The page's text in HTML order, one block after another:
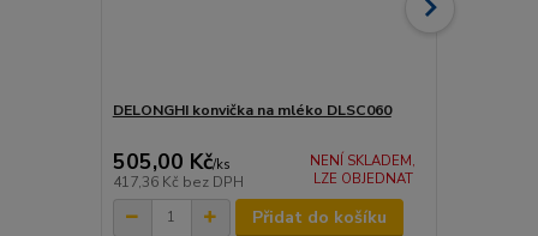
DELONGHI konvička na mléko DLSC060
505,00 Kč/ks
417,36 Kč bez DPH
NENÍ SKLADEM,
LZE OBJEDNAT
Přidat do košíku